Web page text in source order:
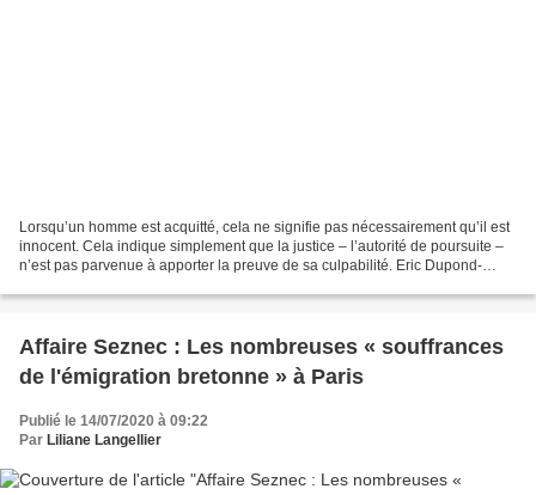
Lorsqu’un homme est acquitté, cela ne signifie pas nécessairement qu’il est
innocent. Cela indique simplement que la justice – l’autorité de poursuite –
n’est pas parvenue à apporter la preuve de sa culpabilité. Eric Dupond-
Affaire Seznec : Les nombreuses « souffrances
de l'émigration bretonne » à Paris
Publié le 14/07/2020 à 09:22
Par Liliane Langellier